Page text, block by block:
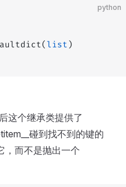
python
list )
这个继承类提供了
碰到找不到的键的
，而不是抛出一个